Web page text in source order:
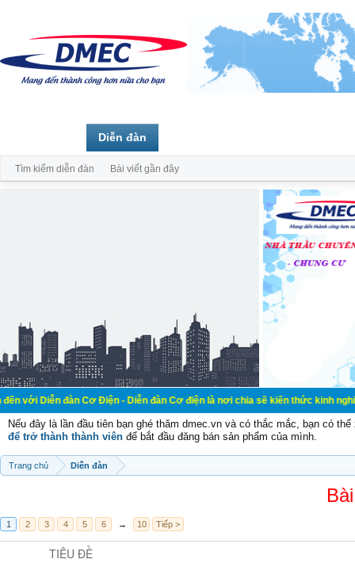
đàn Cơ Điện - Diễn đàn Cơ điện là nơi chia sẽ kiến thức kinh nghiệm
Nếu đây là lần đầu tiên bạn ghé thăm dmec.vn và có thắc mắc, bạn có
để trở thành thành viên để bắt đầu đăng bán sản phẩm của mình.
Trang chủ Diễn đàn
1 2 3 4 5 6 → 10 Tiếp >
TIÊU ĐỀ
Diễn đàn
Tìm kiếm diễn đàn Bài viết gần đây